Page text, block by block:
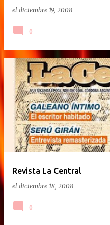
el diciembre 19, 2008
0
Revista La Central
el diciembre 18, 2008
0